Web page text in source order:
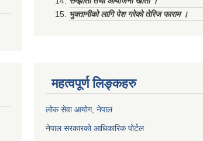
भुक्तानीको लागि पेश गरेको तेरिज फाराम ।
महत्वपूर्ण लिङ्कहरु
लोक सेवा आयोग, नेपाल
नेपाल सरकारको आधिकारिक पोर्टल